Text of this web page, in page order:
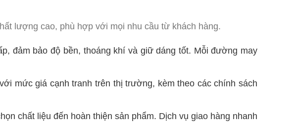
lượng cao, phù hợp với mọi nhu cầu từ khách hàng.
đảm bảo độ bền, thoáng khí và giữ dáng tốt. Mỗi đường may
với mức giá cạnh tranh trên thị trường, kèm theo các chính sách
chất liệu đến hoàn thiện sản phẩm. Dịch vụ giao hàng nhanh